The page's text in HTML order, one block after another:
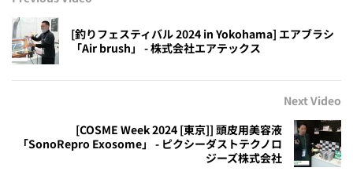
[釣りフェスティバル 2024 in Yokohama] エアブラシ
「Air brush」 - 株式会社エアテックス
Next Video
[COSME Week 2024 [東京]] 頭皮用美容液
「SonoRepro Exosome」 - ピクシーダストテクノロ
ジーズ株式会社